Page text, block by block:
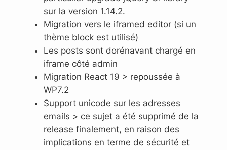
sur la version 1.14.2.
Migration vers le iframed editor (si un
thème block est utilisé)
Les posts sont dorénavant chargé en
iframe côté admin
Migration React 19 > repoussée à
WP7.2
Support unicode sur les adresses
emails > ce sujet a été supprimé de la
release finalement, en raison des
implications en terme de sécurité et